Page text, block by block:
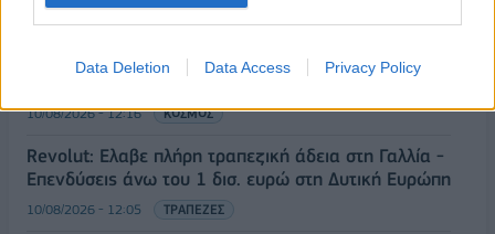
Data Deletion Data Access Privacy Policy
Ο Παναμάς ενισχύει την ασφάλεια στα σύνορα
έπειτα από επιθέσεις στην Κολομβία
10/08/2026 - 12:16 ΚΟΣΜΟΣ
Revolut: Ελαβε πλήρη τραπεζική άδεια στη Γαλλία -
Επενδύσεις άνω του 1 δισ. ευρώ στη Δυτική Ευρώπη
10/08/2026 - 12:05 ΤΡΑΠΕΖΕΣ